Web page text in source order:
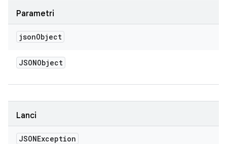
Parametri
jsonObject
JSONObject
Lanci
JSONException